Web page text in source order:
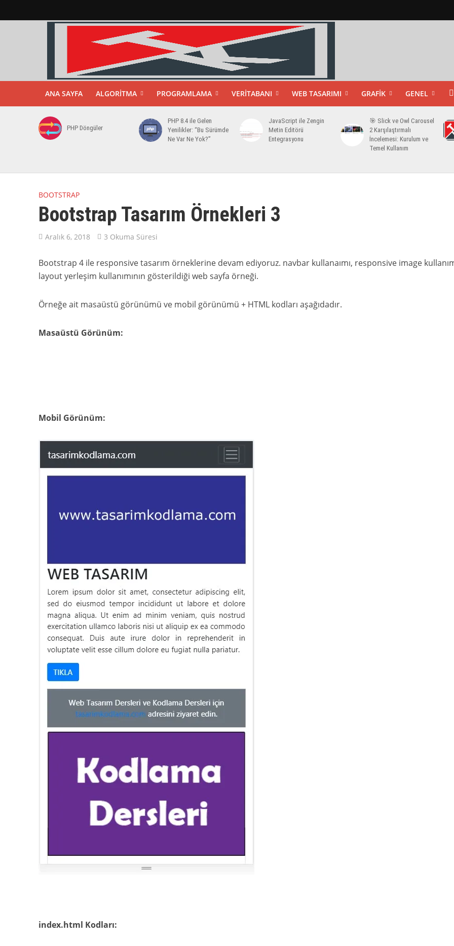
ANA SAYFA ALGORITMA PROGRAMLAMA VERITABANI WEB TASARIMI GRAFIK GENEL
PHP Döngüler
PHP 8.4 ile Gelen
Yenilikler: “Bu Sürümde
Ne Var Ne Yok?”
JavaScript ile Zengin
Metin Editörü
Entegrasyonu
🎯 Slick ve Owl Carousel
2 Karşılaştırmalı
İncelemesi: Kurulum ve
Temel Kullanım
BOOTSTRAP
Bootstrap Tasarım Örnekleri 3
Aralık 6, 2018 3 Okuma Süresi
Bootstrap 4 ile responsive tasarım örneklerine devam ediyoruz. navbar kullanaımı, responsive image
layout yerleşim kullanımının gösterildiği web sayfa örneği.
Örneğe ait masaüstü görünümü ve mobil görünümü + HTML kodları aşağıdadır.
Masaüstü Görünüm:
Mobil Görünüm:
index.html Kodları: